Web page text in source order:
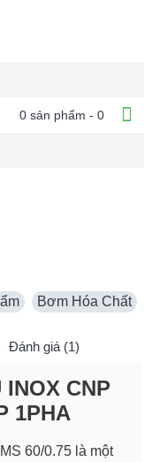
0 sản phẩm - 0
Bơm Hóa Chất
Đánh giá (1)
CNP
1PHA
60/0.75 là một